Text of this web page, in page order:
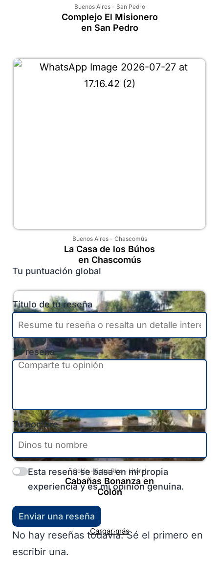
Buenos Aires- San Pedro
Complejo El Misionero
en San Pedro
Buenos Aires- Chascomús
La Casa de los Búhos
en Chascomús
Colón-Entre Ríos- Litoral
Cabañas Bonanza en
Colón
Cargar más
Tu puntuación global
Título de tu reseña
Tu reseña
Tu nombre
Esta reseña se basa en mi propia
experiencia y es mi opinión genuina.
Enviar una reseña
No hay reseñas todavía. Sé el primero en
escribir una.